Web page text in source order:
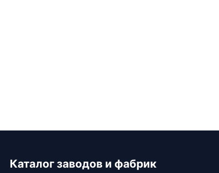
Каталог заводов и фабрик